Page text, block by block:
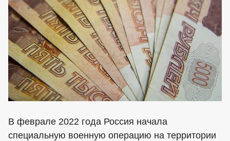
В феврале 2022 года Россия начала
специальную военную операцию на территории